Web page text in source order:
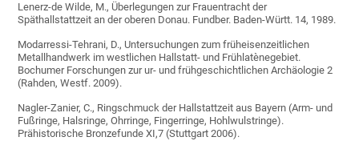
Lenerz-de Wilde, M., Überlegungen zur Frauentracht der
Späthallstattzeit an der oberen Donau. Fundber. Baden-Württ. 14, 1989.
Modarressi-Tehrani, D., Untersuchungen zum früheisenzeitlichen
Metallhandwerk im westlichen Hallstatt- und Frühlatènegebiet.
Bochumer Forschungen zur ur- und frühgeschichtlichen Archäologie 2
(Rahden, Westf. 2009).
Nagler-Zanier, C., Ringschmuck der Hallstattzeit aus Bayern (Arm- und
Fußringe, Halsringe, Ohrringe, Fingerringe, Hohlwulstringe).
Prähistorische Bronzefunde XI,7 (Stuttgart 2006).